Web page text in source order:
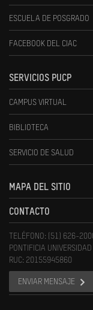
ESCUELA DE POSGRADO
FACEBOOK DEL CIAC
SERVICIOS PUCP
CAMPUS VIRTUAL
BIBLIOTECA
SERVICIO DE SALUD
MAPA DEL SITIO
CONTACTO
TELÉFONO: (51) 626-
PONTIFICIA
RUC: 20155945860
ENVIAR MENSAJE